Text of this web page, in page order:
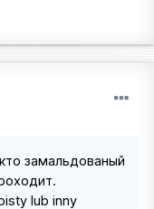
замальдованый
lub inny